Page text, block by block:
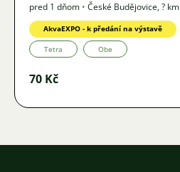
pred 1 dňom • České Budějovice,? km
AkvaEXPO - k předání na výstavě
Tetra Obe
70 Kč